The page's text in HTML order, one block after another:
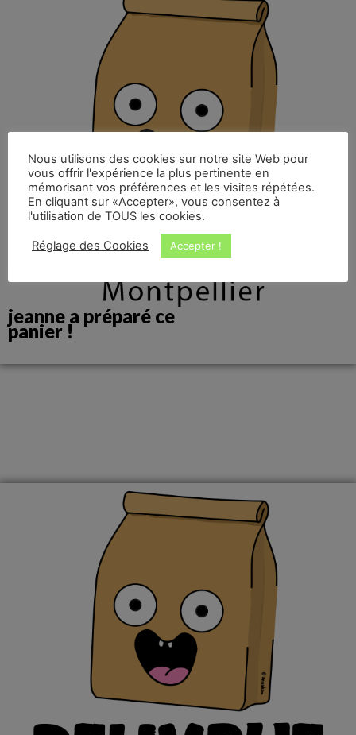
jeanne a préparé ce
panier !
Nous utilisons des cookies sur notre site Web pour
vous offrir l'expérience la plus pertinente en
mémorisant vos préférences et les visites répétées.
En cliquant sur «Accepter», vous consentez à
l'utilisation de TOUS les cookies.
Réglage des Cookies Accepter !